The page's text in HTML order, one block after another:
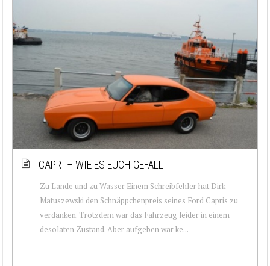
CAPRI – WIE ES EUCH GEFÄLLT
Zu Lande und zu Wasser Einem Schreibfehler hat Dirk
Matuszewski den Schnäppchenpreis seines Ford Capris zu
verdanken. Trotzdem war das Fahrzeug leider in einem
desolaten Zustand. Aber aufgeben war ke...